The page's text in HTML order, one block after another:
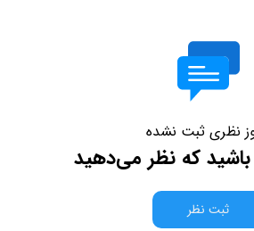
نظری ثبت نشده
باشید که نظر می‌دهید
ثبت نظر